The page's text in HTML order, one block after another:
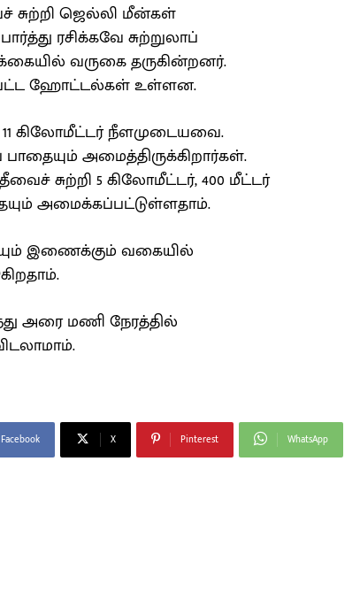
ஜெல்லி மீன்கள்
ரசிக்கவே சுற்றுலாப்
வருகை தருகின்றனர்.
ஹோட்டல்கள் உள்ளன.
11 கிலோமீட்டர் நீளமுடையவை.
அமைத்திருக்கிறார்கள்.
சுற்றி 5 கிலோமீட்டர், 400 மீட்டர்
அமைக்கப்பட்டுள்ளதாம்.
இணைக்கும் வகையில்
அரை மணி நேரத்தில்
Facebook X Pinterest WhatsApp